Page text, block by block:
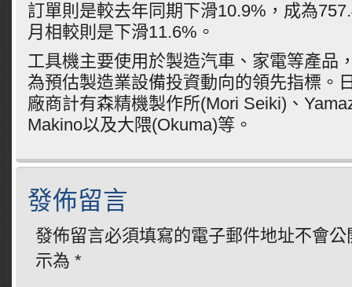
訂單則是較去年同期下滑10.9%，成為
月相較則是下滑11.6%。
工具機主要使用於製造汽車、家電等產品
為預估製造業設備投資動向的領先指標。
廠商計有森精機製作所(Mori Seiki)、
Makino以及大隈(Okuma)等。
發佈留言
發佈留言必須填寫的電子郵件地址不會公
示為 *